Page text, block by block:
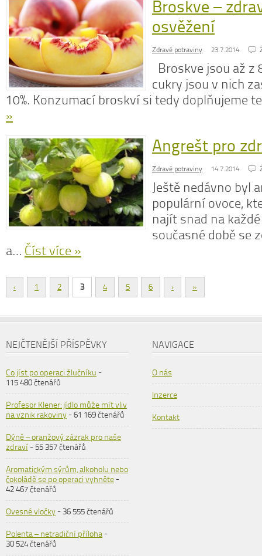
Broskve –
osvěžení
Zdravé potraviny 23.7.2014
Broskve jsou až z
cukry jsou v nich
10%. Konzumací broskví si tedy doplňujeme
»
Angrešt pro
Zdravé potraviny 14.7.2014
Ještě nedávno byl
populární ovoce,
najít snad na
současné době se
a… Číst více »
‹ 1 2 3 4 5 6 › »
NEJČTENĚJŠÍ PŘÍSPĚVKY
Co jíst po operaci žlučníku -
115 480 čtenářů
Profesor Klener: jídlo může mít vliv
na vznik rakoviny- 61 169 čtenářů
Dýně – oranžový zázrak pro naše
zdraví- 55 357 čtenářů
Aromatickým sýrům, alkoholu nebo
čokoládě se po operaci vyhněte-
42 467 čtenářů
Ovesné vločky- 36 555 čtenářů
Polenta – netradiční příloha-
30 524 čtenářů
NAVIGACE
O nás
Inzerce
Kontakt